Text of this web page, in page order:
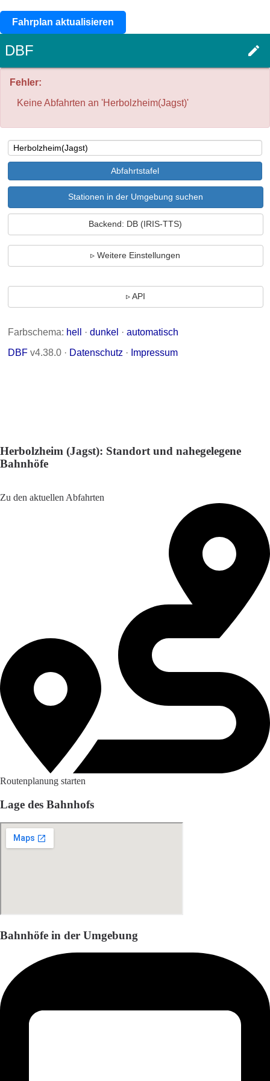
Fahrplan aktualisieren
Herbolzheim (Jagst): Standort und nahegelegene
Bahnhöfe
Zu den aktuellen Abfahrten
Routenplanung starten
Lage des Bahnhofs
Bahnhöfe in der Umgebung